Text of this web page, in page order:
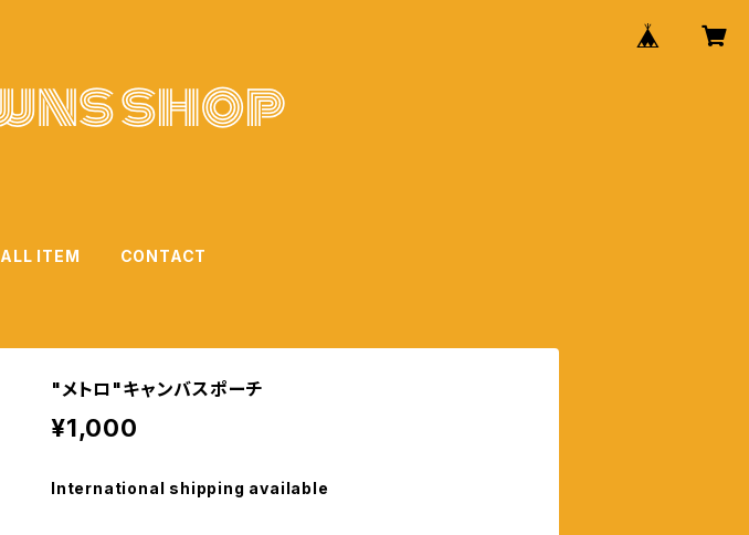
ALL ITEM CONTACT
"メトロ"キャンバスポーチ
¥1,000
International shipping available